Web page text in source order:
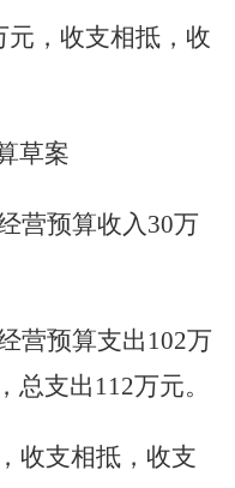
元，收支相抵，收
草案
营预算收入30万
营预算支出 102万
总支出 112万元。
收支相抵，收支